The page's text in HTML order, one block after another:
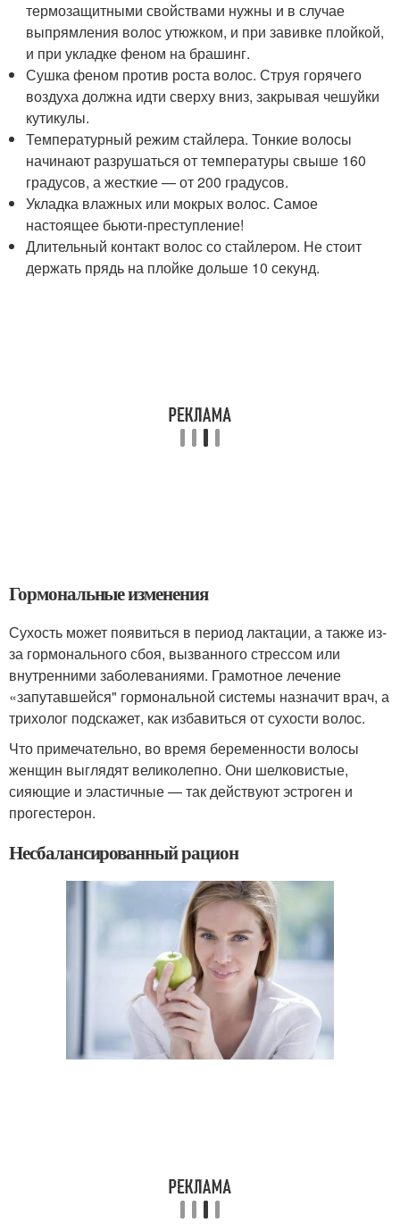
термозащитными свойствами нужны и в случае
выпрямления волос утюжком, и при завивке плойкой,
и при укладке феном на брашинг.
Сушка феном против роста волос. Струя горячего
воздуха должна идти сверху вниз, закрывая чешуйки
кутикулы.
Температурный режим стайлера. Тонкие волосы
начинают разрушаться от температуры свыше 160
градусов, а жесткие — от 200 градусов.
Укладка влажных или мокрых волос. Самое
настоящее бьюти-преступление!
Длительный контакт волос со стайлером. Не стоит
держать прядь на плойке дольше 10 секунд.
Гормональные изменения
Сухость может появиться в период лактации, а также из-
за гормонального сбоя, вызванного стрессом или
внутренними заболеваниями. Грамотное лечение
«запутавшейся" гормональной системы назначит врач, а
трихолог подскажет, как избавиться от сухости волос.
Что примечательно, во время беременности волосы
женщин выглядят великолепно. Они шелковистые,
сияющие и эластичные — так действуют эстроген и
прогестерон.
Несбалансированный рацион